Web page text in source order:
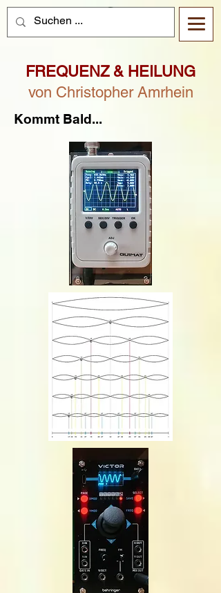
FREQUENZ & HEILUNG
von Christopher Amrhein
Kommt Bald...